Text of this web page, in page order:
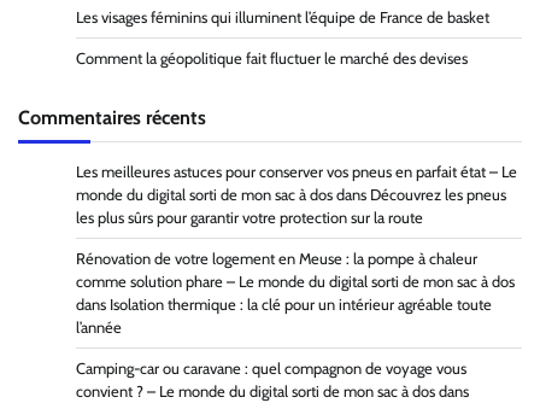
Les visages féminins qui illuminent l’équipe de France de basket
Comment la géopolitique fait fluctuer le marché des devises
Commentaires récents
Les meilleures astuces pour conserver vos pneus en parfait état – Le
monde du digital sorti de mon sac à dos dans Découvrez les pneus
les plus sûrs pour garantir votre protection sur la route
Rénovation de votre logement en Meuse : la pompe à chaleur
comme solution phare – Le monde du digital sorti de mon sac à dos
dans Isolation thermique : la clé pour un intérieur agréable toute
l’année
Camping-car ou caravane : quel compagnon de voyage vous
convient ? – Le monde du digital sorti de mon sac à dos dans